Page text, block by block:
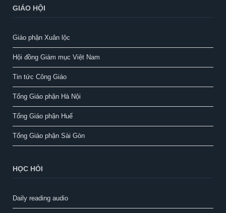
GIÁO HỘI
Giáo phận Xuân lộc
Hội đồng Giám mục Việt Nam
Tin tức Công Giáo
Tổng Giáo phận Hà Nội
Tổng Giáo phận Huế
Tổng Giáo phận Sài Gòn
HỌC HỎI
Daily reading audio